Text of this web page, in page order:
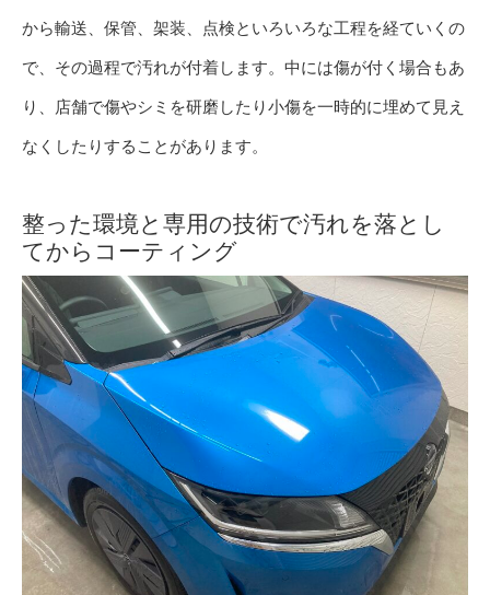
から輸送、保管、架装、点検といろいろな工程を経ていくの
で、その過程で汚れが付着します。中には傷が付く場合もあ
り、店舗で傷やシミを研磨したり小傷を一時的に埋めて見え
なくしたりすることがあります。
整った環境と専用の技術で汚れを落とし
てからコーティング